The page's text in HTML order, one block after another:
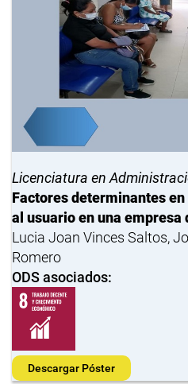
Licenciatura en
Factores determinantes
al usuario en una empresa
Lucia Joan Vinces Saltos,
Romero
ODS asociados:
Descargar Póster